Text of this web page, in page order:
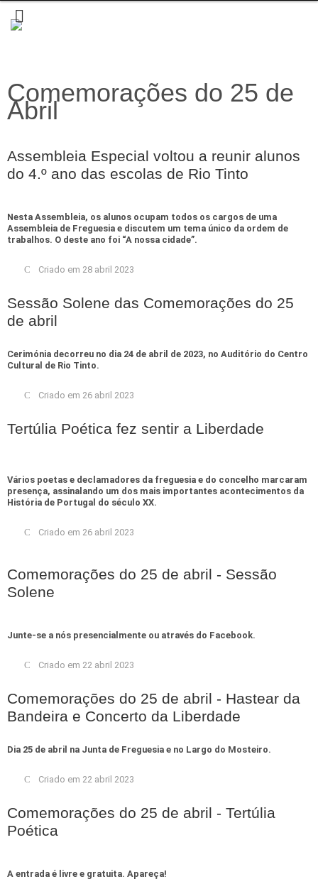
Comemorações do 25 de
Abril
Assembleia Especial voltou a reunir alunos
do 4.º ano das escolas de Rio Tinto
Nesta Assembleia, os alunos ocupam todos os cargos de uma
Assembleia de Freguesia e discutem um tema único da ordem de
trabalhos. O deste ano foi “A nossa cidade”.
Criado em 28 abril 2023
Sessão Solene das Comemorações do 25
de abril
Cerimónia decorreu no dia 24 de abril de 2023, no Auditório do Centro
Cultural de Rio Tinto.
Criado em 26 abril 2023
Tertúlia Poética fez sentir a Liberdade
Vários poetas e declamadores da freguesia e do concelho marcaram
presença, assinalando um dos mais importantes acontecimentos da
História de Portugal do século XX.
Criado em 26 abril 2023
Comemorações do 25 de abril - Sessão
Solene
Junte-se a nós presencialmente ou através do Facebook.
Criado em 22 abril 2023
Comemorações do 25 de abril - Hastear da
Bandeira e Concerto da Liberdade
Dia 25 de abril na Junta de Freguesia e no Largo do Mosteiro.
Criado em 22 abril 2023
Comemorações do 25 de abril - Tertúlia
Poética
A entrada é livre e gratuita. Apareça!